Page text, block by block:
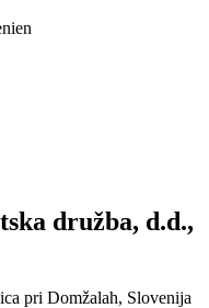
družba, d.d.,
pri Domžalah, Slovenija